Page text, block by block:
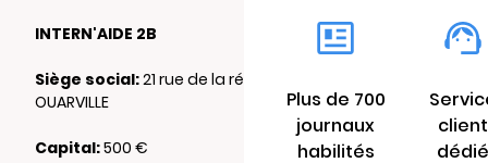
INTERN'AIDE 2B
Siège social:21 rue de la république 28150
OUARVILLE
Capital:500 €
Plus de 700
journaux
habilités
client
dédié